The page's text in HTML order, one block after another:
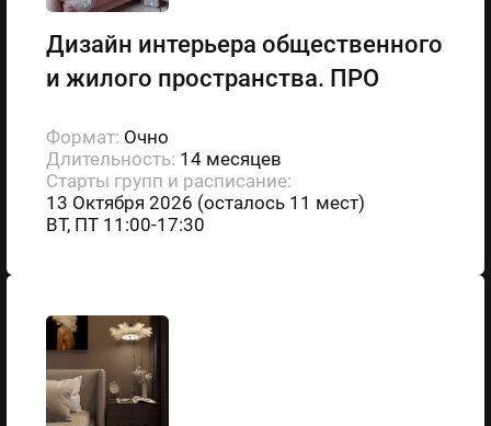
Дизайн интерьера общественного
и жилого пространства. ПРО
Формат: Очно
Длительность: 14 месяцев
Старты групп и расписание:
13 Октября 2026 (осталось 11 мест)
ВТ, ПТ 11:00-17:30